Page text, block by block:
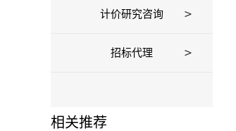
计价研究咨询
招标代理
相关推荐